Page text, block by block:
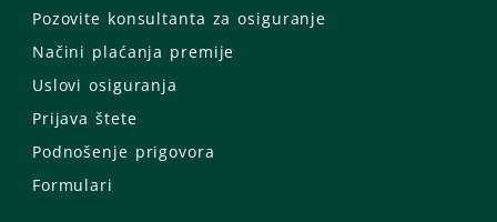
Pozovite konsultanta za osiguranje
Načini plaćanja premije
Uslovi osiguranja
Prijava štete
Podnošenje prigovora
Formulari